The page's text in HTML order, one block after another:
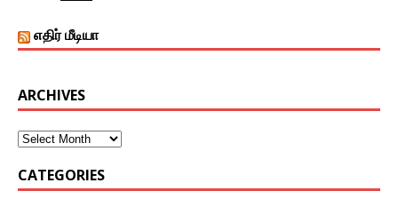
எதிர் மீடியா
ARCHIVES
CATEGORIES